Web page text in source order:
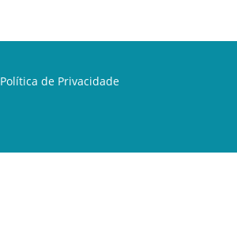
Política de Privacidade